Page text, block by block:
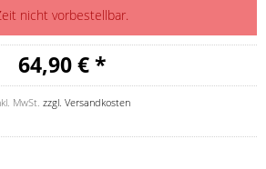
nicht vorbestellbar.
64,90 € *
MwSt. zzgl. Versandkosten